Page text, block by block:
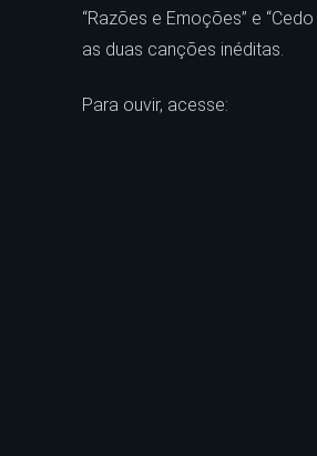
“Razões e Emoções” e “Cedo
as duas canções inéditas.
Para ouvir, acesse: